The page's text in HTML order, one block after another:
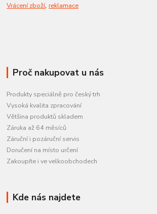
Vrácení zboží,reklamace
Proč nakupovat u nás
Produkty speciálně pro český trh
Vysoká kvalita zpracování
Většina produktů skladem
Záruka až 64 měsíců
Záruční i pozáruční servis
Doručení na místo určení
Zakoupíte i ve velkoobchodech
Kde nás najdete